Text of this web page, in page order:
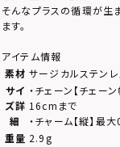
そんなプラスの循環が生
ます。
アイテム情報
素材 サージカルステン
サイ
ズ詳
細
・チェーン【チェー
16cmまで
・チャーム【縦】
重量 2.9g